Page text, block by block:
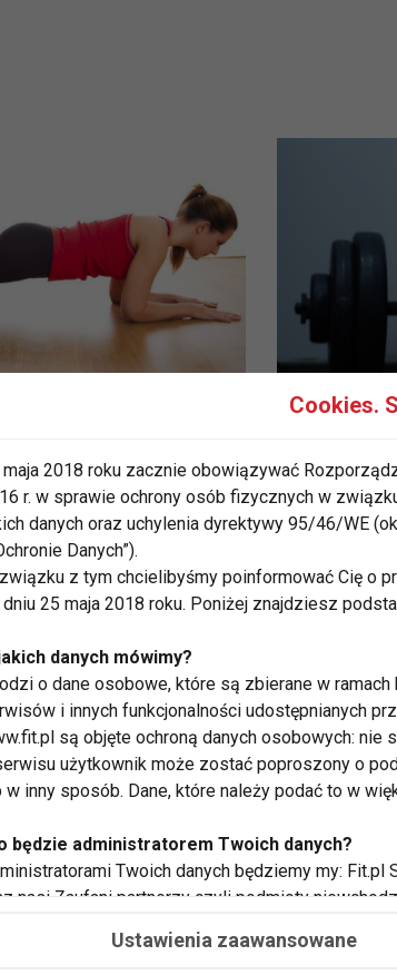
– plank!
Ekipa
Individual
w czwartek.
spółki na
zagranicznym
Nie
Cookies.
2018 roku zacznie obowiązywać
r. w sprawie ochrony osób fizycznych w
danych oraz uchylenia dyrektywy 95/46/WE
Danych”).
z tym chcielibyśmy poinformować Cię o
25 maja 2018 roku. Poniżej znajdziesz
danych mówimy?
o dane osobowe, które są zbierane w
i innych funkcjonalności udostępnianych
są objęte ochroną danych osobowych: nie
użytkownik może zostać poproszony o
w inny sposób. Dane, które należy podać to w
będzie administratorem Twoich danych?
Twoich danych będziemy my: Fit.pl
nasi Zaufani partnerzy czyli podmioty
i zainteresowań.Ustawienia zaawansowane